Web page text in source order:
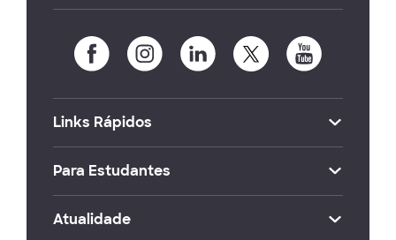
Links Rápidos
Para Estudantes
Atualidade